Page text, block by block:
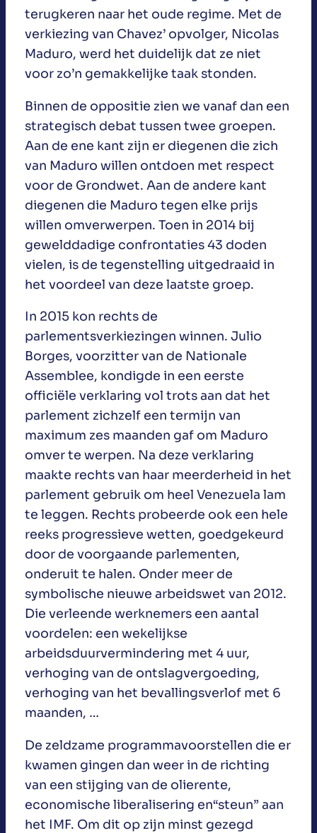
terugkeren naar het oude regime. Met de
verkiezing van Chavez’ opvolger, Nicolas
Maduro, werd het duidelijk dat ze niet
voor zo’n gemakkelijke taak stonden.
Binnen de oppositie zien we vanaf dan een
strategisch debat tussen twee groepen.
Aan de ene kant zijn er diegenen die zich
van Maduro willen ontdoen met respect
voor de Grondwet. Aan de andere kant
diegenen die Maduro tegen elke prijs
willen omverwerpen. Toen in 2014 bij
gewelddadige confrontaties 43 doden
vielen, is de tegenstelling uitgedraaid in
het voordeel van deze laatste groep.
In 2015 kon rechts de
parlementsverkiezingen winnen. Julio
Borges, voorzitter van de Nationale
Assemblee, kondigde in een eerste
officiële verklaring vol trots aan dat het
parlement zichzelf een termijn van
maximum zes maanden gaf om Maduro
omver te werpen. Na deze verklaring
maakte rechts van haar meerderheid in het
parlement gebruik om heel Venezuela lam
te leggen. Rechts probeerde ook een hele
reeks progressieve wetten, goedgekeurd
door de voorgaande parlementen,
onderuit te halen. Onder meer de
symbolische nieuwe arbeidswet van 2012.
Die verleende werknemers een aantal
voordelen: een wekelijkse
arbeidsduurvermindering met 4 uur,
verhoging van de ontslagvergoeding,
verhoging van het bevallingsverlof met 6
maanden, …
De zeldzame programmavoorstellen die er
kwamen gingen dan weer in de richting
van een stijging van de olierente,
economische liberalisering en“steun” aan
het IMF. Om dit op zijn minst gezegd